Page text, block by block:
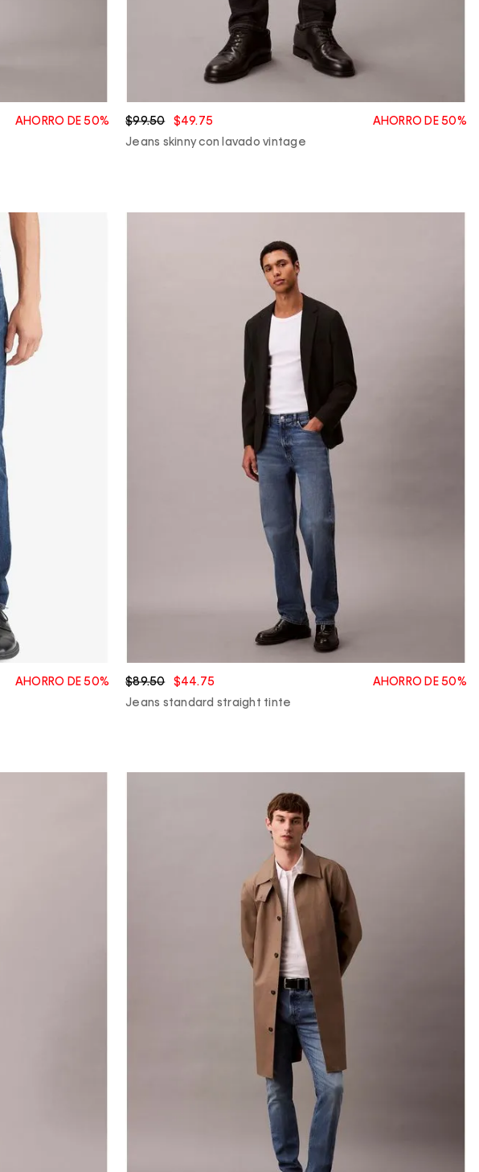
AHORRO DE 50%
$99.50 $49.75
AHORRO DE 50%
Jeans skinny con lavado vintage
AHORRO DE 50%
$89.50 $44.75
AHORRO DE 50%
Jeans standard straight tinte